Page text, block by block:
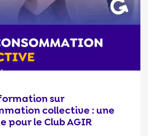
sur
collective : une
pour le Club AGIR